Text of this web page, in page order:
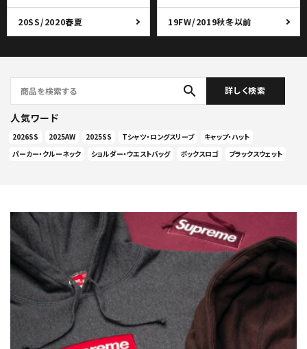
20SS/2020春夏 19FW/2019秋冬以前
search 詳しく検索
人気ワード
2026SS 2025AW 2025SS Tシャツ・ロングスリーブ
キャップ・ハット
パーカー・クルーネック
ショルダー・ウエストバッグ ボックスロゴ ブラックスウェット